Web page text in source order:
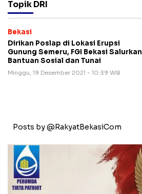
Topik DRI
Bekasi
Dirikan Poslap di Lokasi Erupsi
Gunung Semeru, FGI Bekasi Salurkan
Bantuan Sosial dan Tunai
Minggu, 19 Desember 2021 - 10:39 WIB
Posts by @RakyatBekasiCom